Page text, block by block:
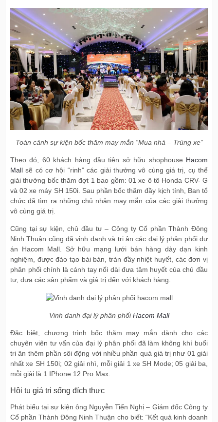
Toàn cảnh sự kiện bốc thăm may mắn “Mua nhà – Trúng xe”
Theo đó, 60 khách hàng đầu tiên sở hữu shophouse Hacom
Mall sẽ có cơ hội “rinh” các giải thưởng vô cùng giá trị, cụ thể
giải thưởng bốc thăm đợt 1 bao gồm: 01 xe ô tô Honda CRV- G
và 02 xe máy SH 150i. Sau phần bốc thăm đầy kịch tính, Ban tổ
chức đã tìm ra những chủ nhân may mắn của các giải thưởng
vô cùng giá trị.
Cũng tại sự kiện, chủ đầu tư – Công ty Cổ phần Thành Đông
Ninh Thuận cũng đã vinh danh và tri ân các đại lý phân phối dự
án Hacom Mall. Sở hữu mạng lưới bán hàng dày dạn kinh
nghiệm, được đào tạo bài bản, tràn đầy nhiệt huyết, các đơn vị
phân phối chính là cánh tay nối dài đưa tâm huyết của chủ đầu
tư, đưa các sản phẩm và giá trị đến với khách hàng.
Vinh danh đại lý phân phốiHacom Mall
Đặc biệt, chương trình bốc thăm may mắn dành cho các
chuyên viên tư vấn của đại lý phân phối đã làm không khí buổi
tri ân thêm phần sôi động với nhiều phần quà giá trị như 01 giải
nhất xe SH 150i; 02 giải nhì, mỗi giải 1 xe SH Mode; 05 giải ba,
mỗi giải là 1 IPhone 12 Pro Max.
Hội tụ giá trị sống đích thực
Phát biểu tại sự kiện ông Nguyễn Tiến Nghị – Giám đốc Công ty
Cổ phần Thành Đông Ninh Thuận cho biết: “Kết quả kinh doanh